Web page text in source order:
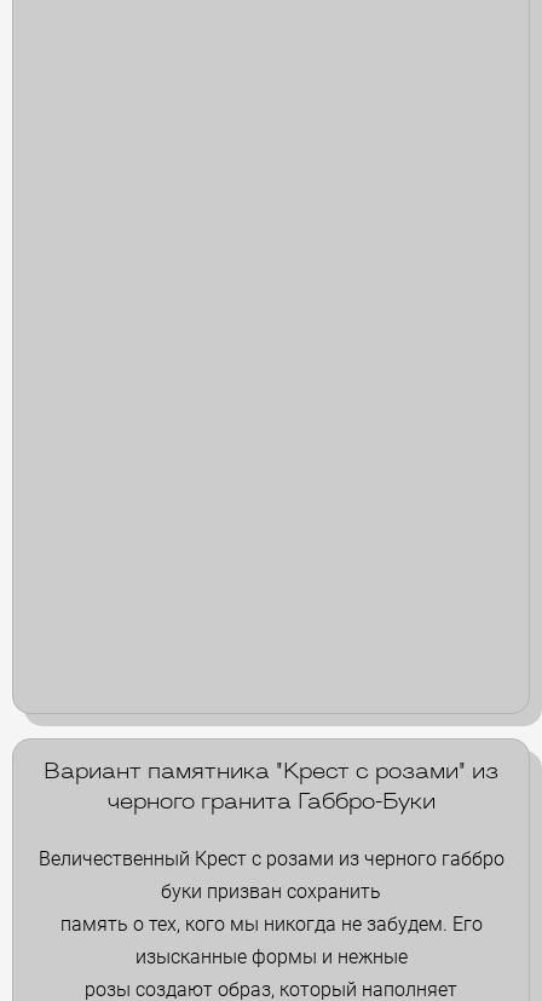
Вариант памятника "Крест с розами" из
черного гранита Габбро-Буки
Величественный Крест с розами из черного габбро
буки призван сохранить
память о тех, кого мы никогда не забудем. Его
изысканные формы и нежные
розы создают образ, который наполняет